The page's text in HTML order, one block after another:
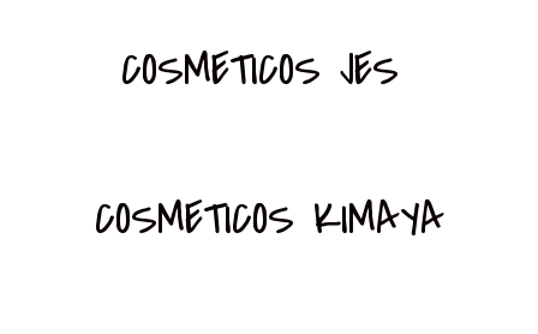
COSMETICOS JES
COSMETICOS KIMAYA